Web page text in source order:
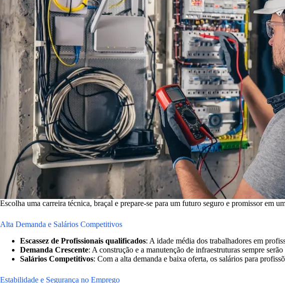
Escolha uma carreira técnica, braçal e prepare-se para um futuro seguro e promissor em
Alta Demanda e Salários Competitivos
Escassez de Profissionais qualificados: A idade média dos trabalhadores em
Demanda Crescente: A construção e a manutenção de infraestruturas sempre
Salários Competitivos: Com a alta demanda e baixa oferta, os salários para
Estabilidade e Segurança no Emprego